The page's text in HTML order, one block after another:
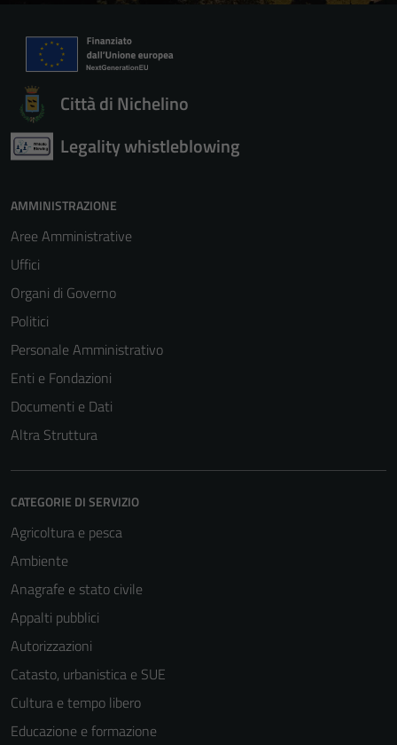
Città di Nichelino
Legality whistleblowing
AMMINISTRAZIONE
Aree Amministrative
Uffici
Organi di Governo
Politici
Personale Amministrativo
Enti e Fondazioni
Documenti e Dati
Altra Struttura
CATEGORIE DI SERVIZIO
Agricoltura e pesca
Ambiente
Anagrafe e stato civile
Appalti pubblici
Autorizzazioni
Catasto, urbanistica e SUE
Cultura e tempo libero
Educazione e formazione